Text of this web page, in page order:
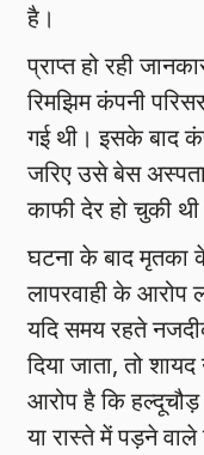
है।
प्राप्त हो रही
रिमझिम कंपनी
गई थी। इसके बाद
जरिए उसे बेस
काफी देर हो चुकी
घटना के बाद मृतका
लापरवाही के आरोप
यदि समय रहते
दिया जाता, तो
आरोप है कि
या रास्ते में पड़ने